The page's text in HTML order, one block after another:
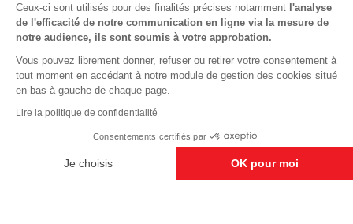
Ceux-ci sont utilisés pour des finalités précises notamment l'analyse
de l'efficacité de notre communication en ligne via la mesure de
notre audience, ils sont soumis à votre approbation.
Vous pouvez librement donner, refuser ou retirer votre consentement à
tout moment en accédant à notre module de gestion des cookies situé
en bas à gauche de chaque page.
Lire la politique de confidentialité
Consentements certifiés par
Je choisis OK pour moi
MENTIONS LÉGALES
CONDITIONS D’UTILISATION ET PROTECTION DES DONNÉES
COOKIES
This site uses cookies and gives you control over what you want to
En savoir plus